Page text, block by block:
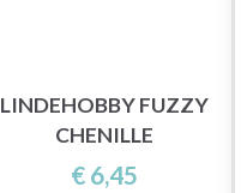
LINDEHOBBY FUZZY
CHENILLE
€ 6,45